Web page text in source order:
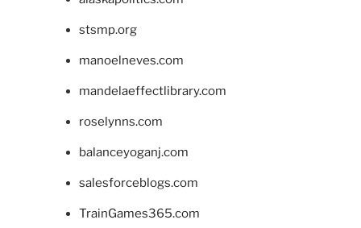
stsmp.org
manoelneves.com
mandelaeffectlibrary.com
roselynns.com
balanceyoganj.com
salesforceblogs.com
TrainGames365.com